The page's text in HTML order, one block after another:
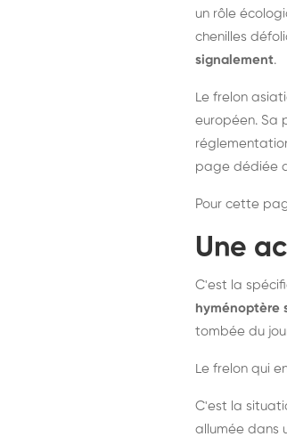
un rôle
chenilles
signalement.
Le frelon
européen. Sa
page dédiée
Pour cette
Une
C'est la
hyménoptère
tombée du
Le frelon qui
C'est la
allumée dans